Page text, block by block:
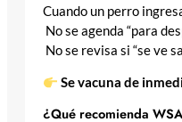
Cuando un perro
No se agenda “para
No se revisa si “se ve
Se vacuna de
¿Qué recomienda